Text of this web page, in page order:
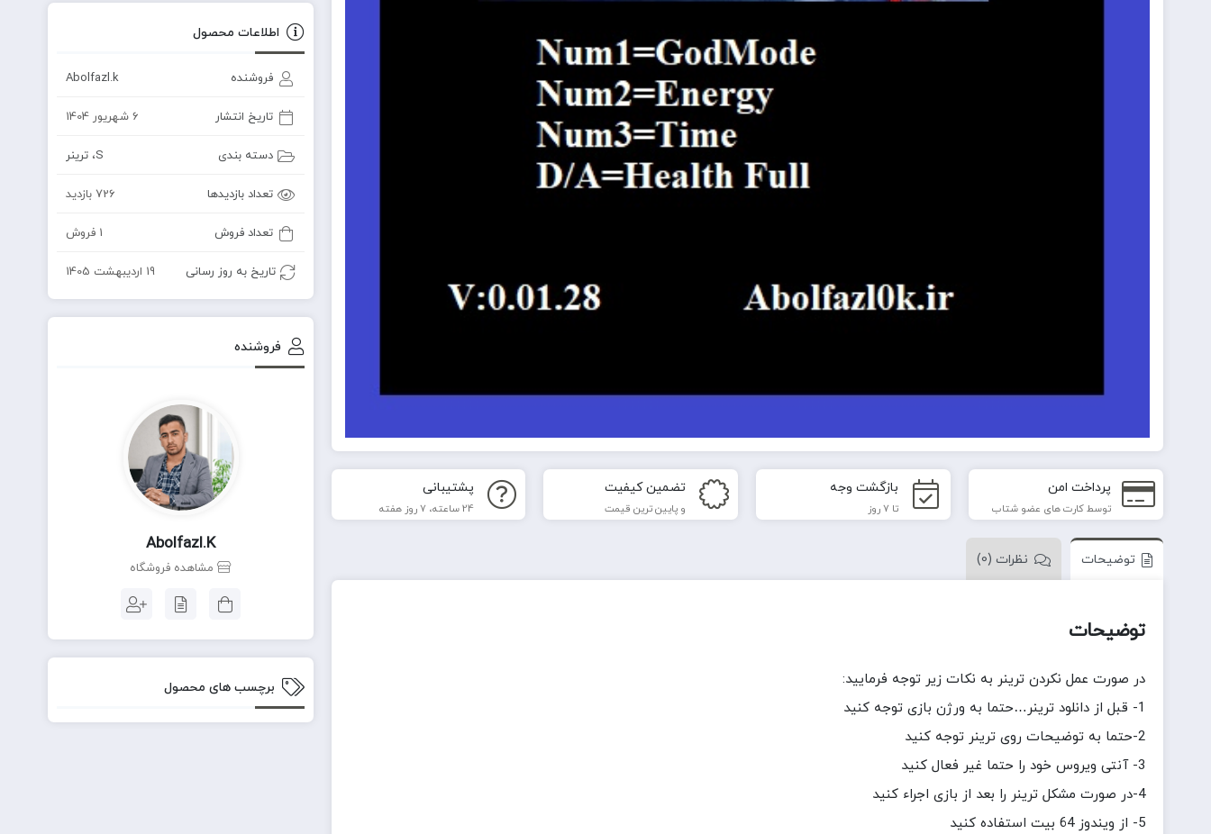
پرداخت امن
توسط کارت های عضو شتاب
بازگشت وجه
تا 7 روز
تضمین کیفیت
و پایین ترین قیمت
پشتیبانی
24 ساعته، 7 روز هفته
توضیحات نظرات (0)
توضیحات
در صورت عمل نکردن ترینر به نکات زیر توجه فرمایید:
1- قبل از دانلود ترینر…حتما به ورژن بازی توجه کنید
2-حتما به توضیحات روی ترینر توجه کنید
3- آنتی ویروس خود را حتما غیر فعال کنید
4-در صورت مشکل ترینر را بعد از بازی اجراء کنید
5- از ویندوز 64 بیت استفاده کنید
اطلاعات محصول
فروشنده Abolfazl.k
تاریخ انتشار 6 شهریور 1404
دسته بندی S، ترینر
تعداد بازدیدها 726 بازدید
تعداد فروش 1 فروش
تاریخ به روز رسانی 19 اردیبهشت 1405
فروشنده
Abolfazl.k
مشاهده فروشگاه
برچسب های محصول